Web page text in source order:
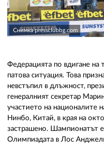
Снимка pressclubbg.com
Федерацията по вдигане на
патова ситуация. Това
невстъпил в длъжност,
генералният секретар
участието на националите
Нинбо, Китай, в края на
застрашено. Шампионатът
Олимпиадата в Лос